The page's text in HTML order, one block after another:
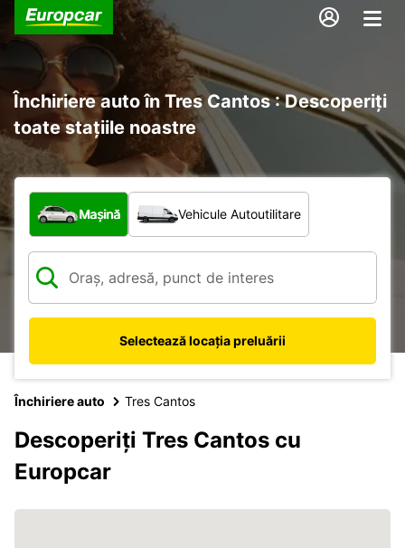
Închiriere auto în Tres Cantos : Descoperiți
toate stațiile noastre
Ce tip de vehicul?
Mașină Vehicule Autoutilitare
Selectează locația preluării
Închiriere auto Tres Cantos
Descoperiți Tres Cantos cu
Europcar